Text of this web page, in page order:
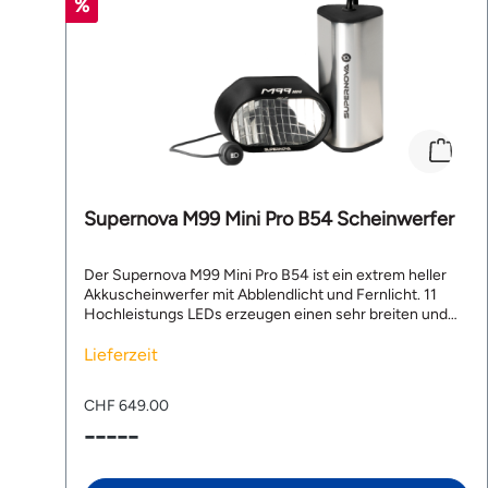
Supernova M99 Mini Pro B54 Scheinwerfer
Der Supernova M99 Mini Pro B54 ist ein extrem heller
Akkuscheinwerfer mit Abblendlicht und Fernlicht. 11
Hochleistungs LEDs erzeugen einen sehr breiten und
homogenen Leuchtkegel mit Spitzenwerten von 1.600
Lumen und 275 Lux. Der Akku ermöglicht eine
Leuchtzeit von bis zu 50 Stunden und ist in nur 2.5
intuitiv per Supernova App für Apple iOS und Android
sogar minutengenau anzeigen. Mit dem Supernova M99
auf Tastendruck perfektes Fernlicht. Top Features
Lieferzeit
CHF 649.00
-----